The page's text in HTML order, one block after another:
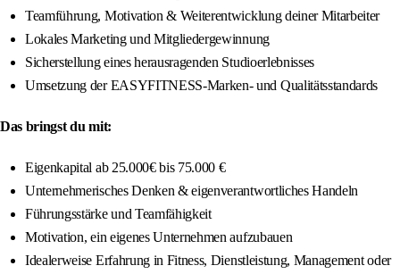
Teamführung, Motivation & Weiterentwicklung deiner Mitarbeiter
Lokales Marketing und Mitgliedergewinnung
Sicherstellung eines herausragenden Studioerlebnisses
Umsetzung der EASYFITNESS-Marken- und Qualitätsstandards
Das bringst du mit:
Eigenkapital ab 25.000€ bis 75.000 €
Unternehmerisches Denken & eigenverantwortliches Handeln
Führungsstärke und Teamfähigkeit
Motivation, ein eigenes Unternehmen aufzubauen
Idealerweise Erfahrung in Fitness, Dienstleistung, Management oder